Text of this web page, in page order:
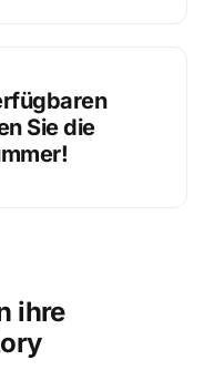
Sie die
ihre